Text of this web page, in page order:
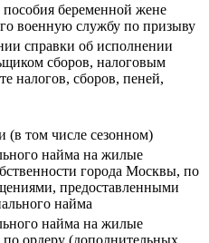
беременной жене
военную службу по призыву
справки об исполнении
сборов, налоговым
налогов, сборов, пеней,
(в том числе сезонном)
найма на жилые
города Москвы, по
предоставленными
найма
найма на жилые
ордеру (дополнительных